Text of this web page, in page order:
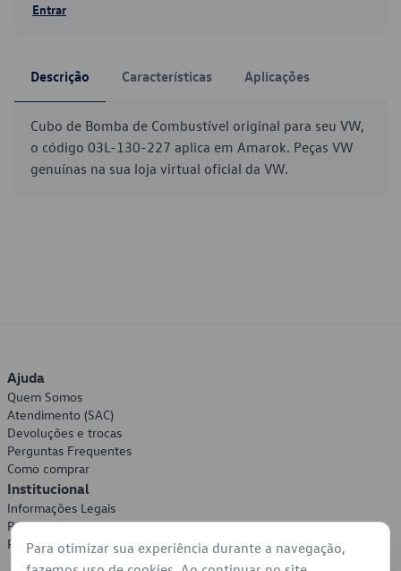
Entrar
Descrição Características Aplicações
Cubo de Bomba de Combustível original para seu VW,
o código 03L-130-227 aplica em Amarok. Peças VW
genuínas na sua loja virtual oficial da VW.
Ajuda
Quem Somos
Atendimento (SAC)
Devoluções e trocas
Perguntas Frequentes
Como comprar
Institucional
Informações Legais
Política de Privacidade
Política de Cookies
Para otimizar sua experiência durante a navegação,